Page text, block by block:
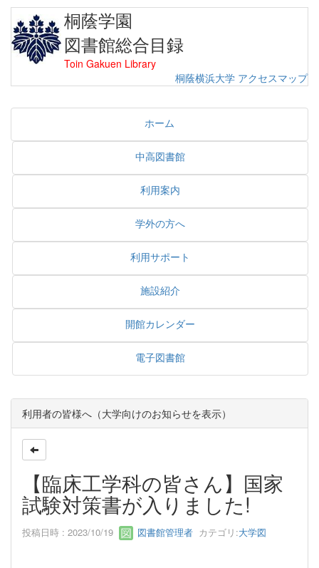
桐蔭学園
図書館総合目録
Toin Gakuen Library
桐蔭横浜大学 アクセスマップ
ホーム
中高図書館
利用案内
学外の方へ
利用サポート
施設紹介
開館カレンダー
電子図書館
利用者の皆様へ（大学向けのお知らせを表示）
【臨床工学科の皆さん】国家
試験対策書が入りました!
投稿日時 : 2023/10/19 図書館管理者 カテゴリ:大学図